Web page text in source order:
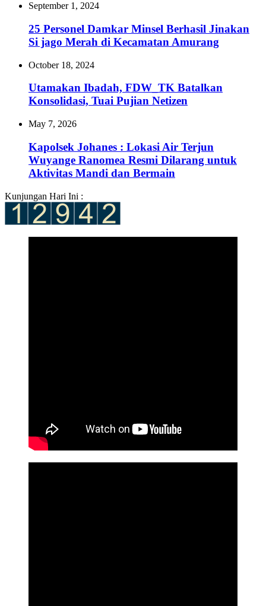
September 1, 2024
25 Personel Damkar Minsel Berhasil Jinakan
Si jago Merah di Kecamatan Amurang
October 18, 2024
Utamakan Ibadah, FDW_TK Batalkan
Konsolidasi, Tuai Pujian Netizen
May 7, 2026
Kapolsek Johanes : Lokasi Air Terjun
Wuyange Ranomea Resmi Dilarang untuk
Aktivitas Mandi dan Bermain
Kunjungan Hari Ini :